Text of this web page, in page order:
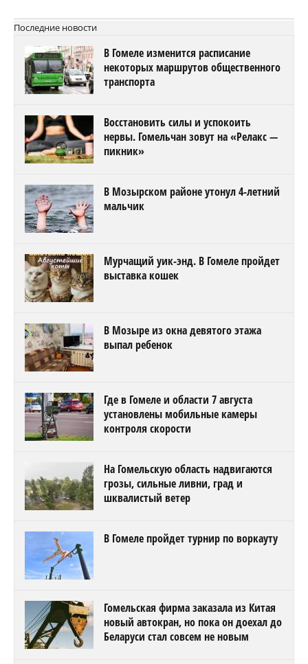
Последние новости
В Гомеле изменится расписание
некоторых маршрутов общественного
транспорта
Восстановить силы и успокоить
нервы. Гомельчан зовут на «Релакс —
пикник»
В Мозырском районе утонул 4-летний
мальчик
Мурчащий уик-энд. В Гомеле пройдет
выставка кошек
В Мозыре из окна девятого этажа
выпал ребенок
Где в Гомеле и области 7 августа
установлены мобильные камеры
контроля скорости
На Гомельскую область надвигаются
грозы, сильные ливни, град и
шквалистый ветер
В Гомеле пройдет турнир по воркауту
Гомельская фирма заказала из Китая
новый автокран, но пока он доехал до
Беларуси стал совсем не новым